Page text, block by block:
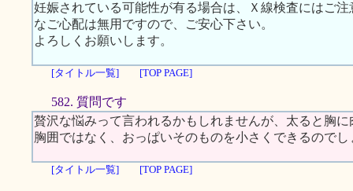
妊娠されている可能性が有る場合は、Ｘ線検査にはご
なご心配は無用ですので、ご安心下さい。
よろしくお願いします。
[タイトル一覧] [TOP PAGE]
582. 質問です
贅沢な悩みって言われるかもしれませんが、太ると胸
胸囲ではなく、おっぱいそのものを小さくできるのでし
[タイトル一覧] [TOP PAGE]